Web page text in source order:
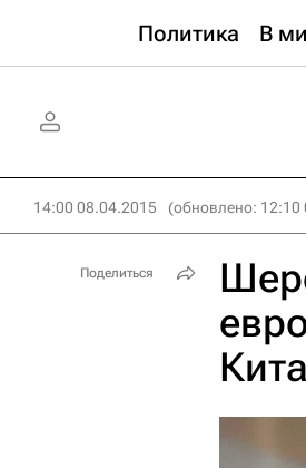
Политика В
14:00 08.04.2015 (обновлено: 12:10
Поделиться